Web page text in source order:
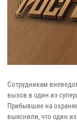
Сотрудникам
вызов в один из
Прибывшие на
выяснили, что один